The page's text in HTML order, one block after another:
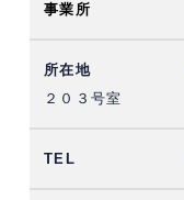
事業所
２０３号室